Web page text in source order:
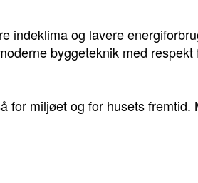
indeklima og lavere
byggeteknik med respekt
for miljøet og for husets fremtid.